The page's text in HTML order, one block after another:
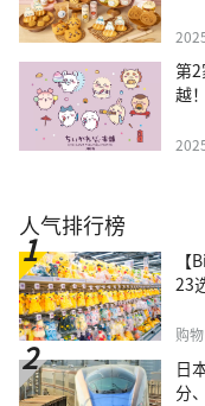
第
越
人气排行榜
23
购物
日
分